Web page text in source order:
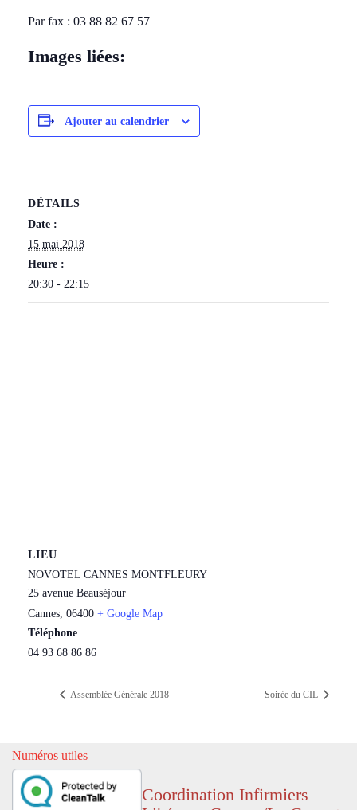
Par fax : 03 88 82 67 57
Images liées:
Ajouter au calendrier
DÉTAILS
Date :
15 mai 2018
Heure :
20:30 - 22:15
LIEU
NOVOTEL CANNES MONTFLEURY
25 avenue Beauséjour
Cannes 06400 + Google Map
Téléphone
04 93 68 86 86
Assemblée Générale 2018 Soirée du CIL
Numéros utiles
Coordination Infirmiers